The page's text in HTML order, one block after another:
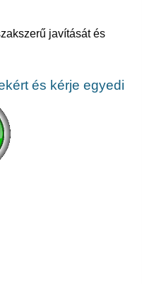
javítását és
és kérje egyedi